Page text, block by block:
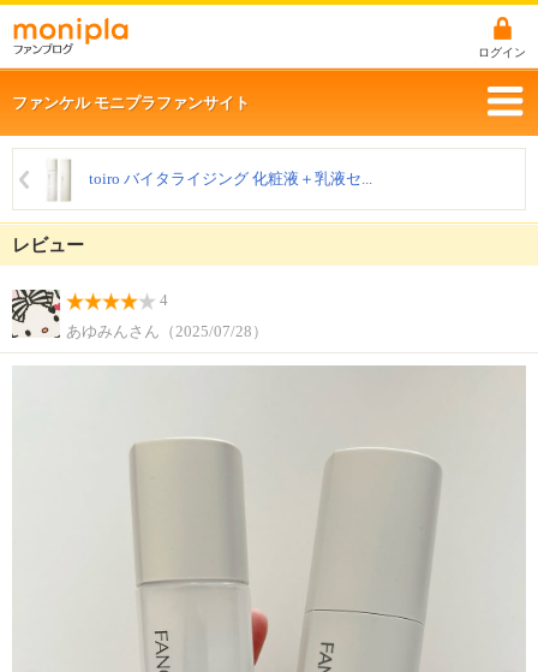
ログイン
ファンケル モニプラファンサイト
toiro バイタライジング 化粧液＋乳液セ...
レビュー
4
あゆみんさん（2025/07/28）